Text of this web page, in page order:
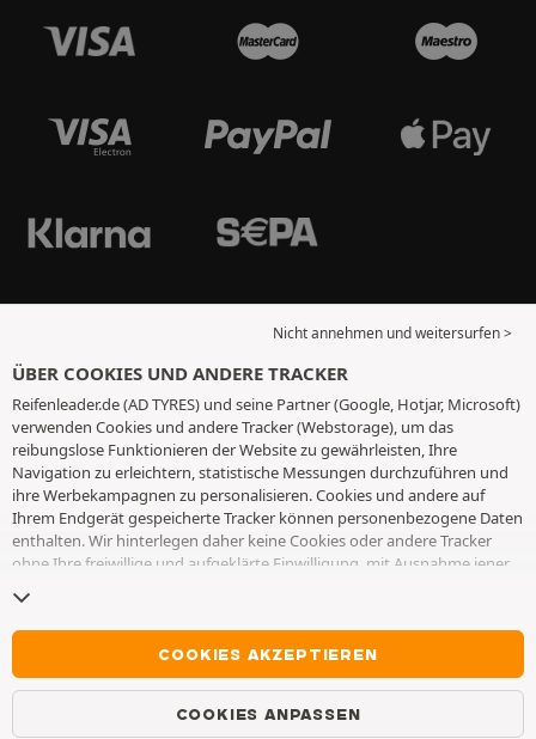
Nicht annehmen und weitersurfen >
ÜBER COOKIES UND ANDERE TRACKER
Reifenleader.de (AD TYRES) und seine Partner (Google, Hotjar, Microsoft)
verwenden Cookies und andere Tracker (Webstorage), um das
reibungslose Funktionieren der Website zu gewährleisten, Ihre
Navigation zu erleichtern, statistische Messungen durchzuführen und
ihre Werbekampagnen zu personalisieren. Cookies und andere auf
Ihrem Endgerät gespeicherte Tracker können personenbezogene Daten
enthalten. Wir hinterlegen daher keine Cookies oder andere Tracker
ohne Ihre freiwillige und aufgeklärte Einwilligung, mit Ausnahme jener,
Auswahl für einen Zeitraum von 6 Monaten. Sie können Ihre
Einwilligung jederzeit widerrufen, indem Sie die WebseiteCookies und
besuchen. Sie haben die Möglichkeit, Ihre Navigation
fortzusetzen, ohne die Hinterlegung von Cookies oder anderen
Trackern zu akzeptieren. Die Ablehnung hat keinen Einfluss auf Ihren
Zugriff zu den angebotenen Dienstleistungen AD TYRES. Weitere
COOKIES AKZEPTIEREN
COOKIES ANPASSEN